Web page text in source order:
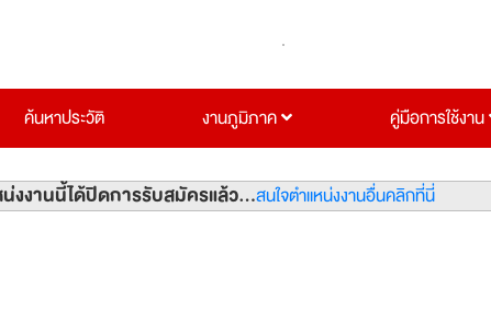
ค้นหาประวัติ งานภูมิภาค คู่มือการใช้งาน
งงานนี้ได้ปิดการรับสมัครแล้ว...สนใจตำแหน่งงานอื่นคลิกที่นี่